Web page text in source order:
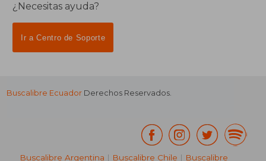
¿Necesitas ayuda?
Ir a Centro de Soporte
Buscalibre Ecuador Derechos Reservados.
Buscalibre Argentina | Buscalibre Chile | Buscalibre